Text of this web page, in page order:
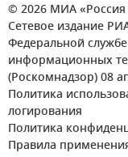
© 2026 МИА «Россия
Сетевое издание
Федеральной
информационных
(Роскомнадзор) 08
Политика
логирования
Политика
Правила